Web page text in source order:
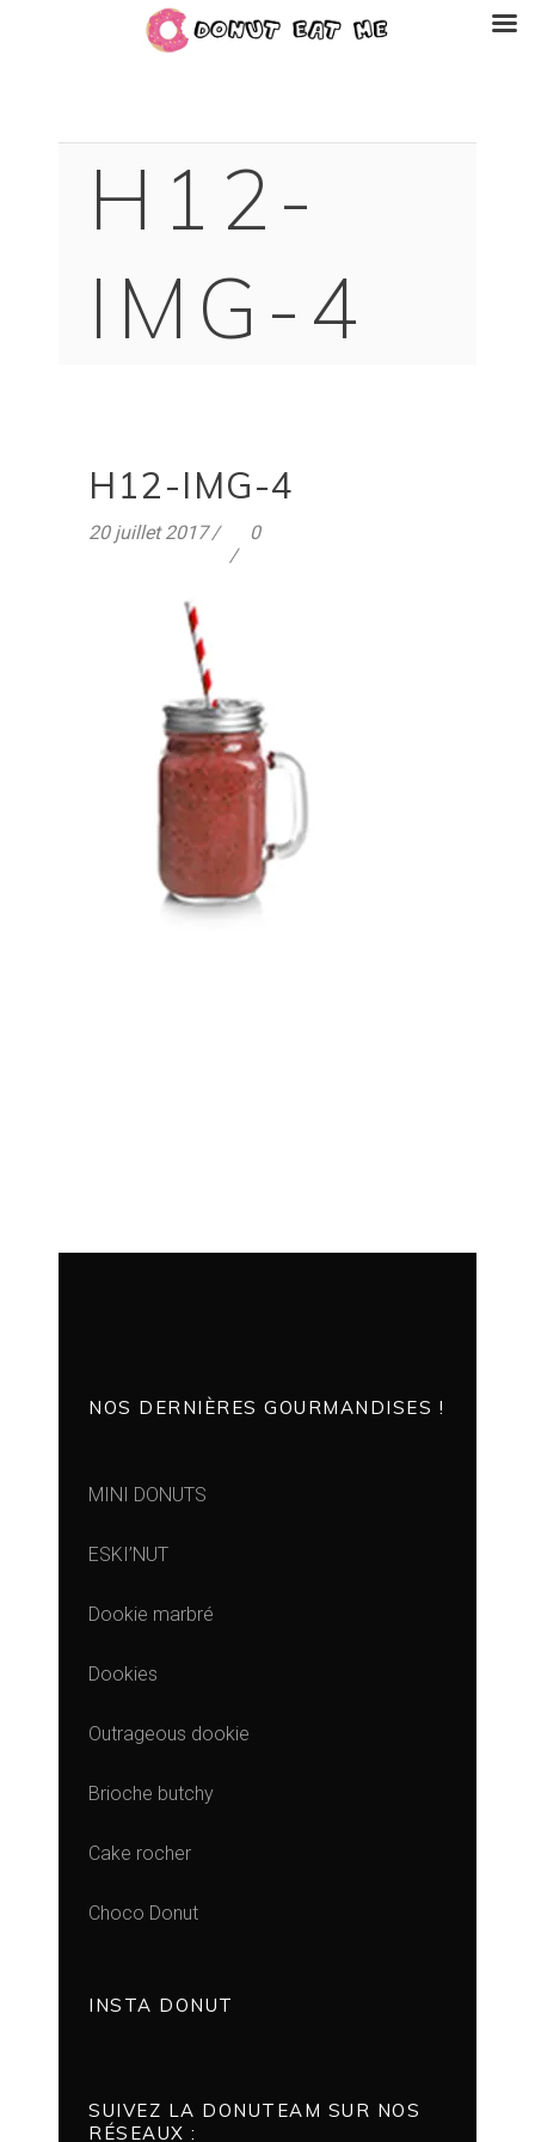
H12-
IMG-4
H12-IMG-4
20 juillet 2017 0
NOS DERNIÈRES GOURMANDISES !
MINI DONUTS
ESKI’NUT
Dookie marbré
Dookies
Outrageous dookie
Brioche butchy
Cake rocher
Choco Donut
INSTA DONUT
SUIVEZ LA DONUTEAM SUR NOS
RÉSEAUX :